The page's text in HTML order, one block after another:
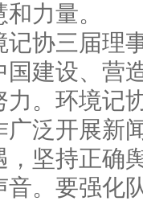
力量。
协三届理
建设、营
。环境记
泛开展新
坚持正确
。要强化